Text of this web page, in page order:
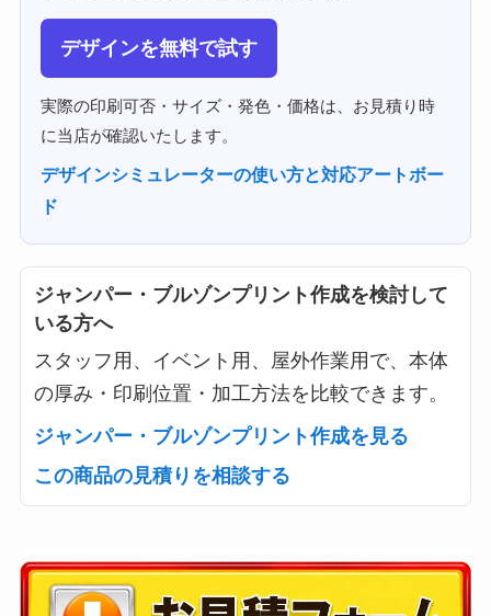
デザインを無料で試す
実際の印刷可否・サイズ・発色・価格は、お見積り時
に当店が確認いたします。
デザインシミュレーターの使い方と対応アートボー
ド
ジャンパー・ブルゾンプリント作成を検討して
いる方へ
スタッフ用、イベント用、屋外作業用で、本体
の厚み・印刷位置・加工方法を比較できます。
ジャンパー・ブルゾンプリント作成を見る
この商品の見積りを相談する